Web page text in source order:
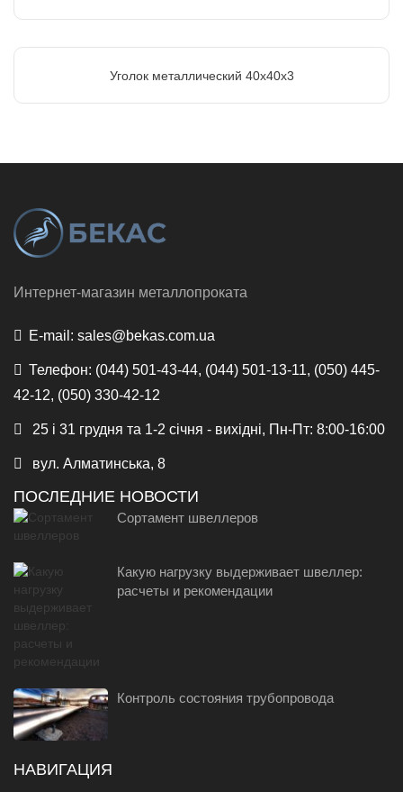
Уголок металлический 40х40х3
Интернет-магазин металлопроката
E-mail: sales@bekas.com.ua
Телефон: (044) 501-43-44, (044) 501-13-11, (050) 445-
42-12, (050) 330-42-12
25 і 31 грудня та 1-2 січня - вихідні, Пн-Пт: 8:00-16:00
вул. Алматинська, 8
ПОСЛЕДНИЕ НОВОСТИ
Сортамент швеллеров
Какую нагрузку выдерживает швеллер:
расчеты и рекомендации
Контроль состояния трубопровода
НАВИГАЦИЯ